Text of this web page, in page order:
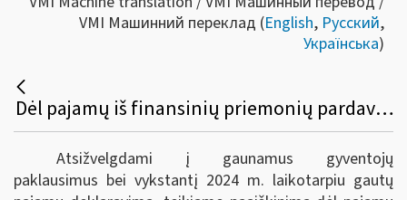
VMI Машинний переклад (English, Русский,
Українська)
Dėl pajamų iš finansinių priemonių pardavimo ar kitokio perleidimo nuosavybėn ar išvestinių finansinių priemonių realizavimo deklaravimo
Atsižvelgdami į gaunamus gyventojų
paklausimus bei vykstantį 2024 m. laikotarpiu gautų